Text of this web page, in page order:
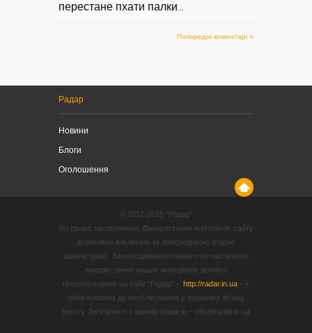
перестане пхати палки...
Попередні коментарі »
Радар
Новини
Блоги
Оголошення
© 2012-2016 “Радар”
Усі права застережено. Використання матеріалів сайту
дозволено виключно за попередньою згодою
адміністрації. За погодженого повного чи часткового
використання наших матеріалів активне
гіперпосилання на сайт “Радар” – http://radar.in.ua– є
обов’язковим до опублікування у першому абзаці
тексту. Зв’язатися з адміністрацією – info@radar.in.ua